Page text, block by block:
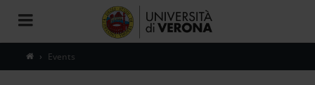
Toggle
navigation
Events